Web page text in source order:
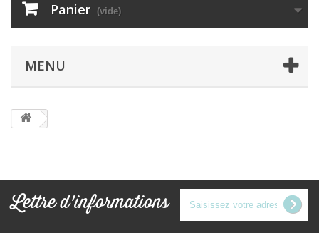
Panier (vide)
MENU
Lettre d'informations